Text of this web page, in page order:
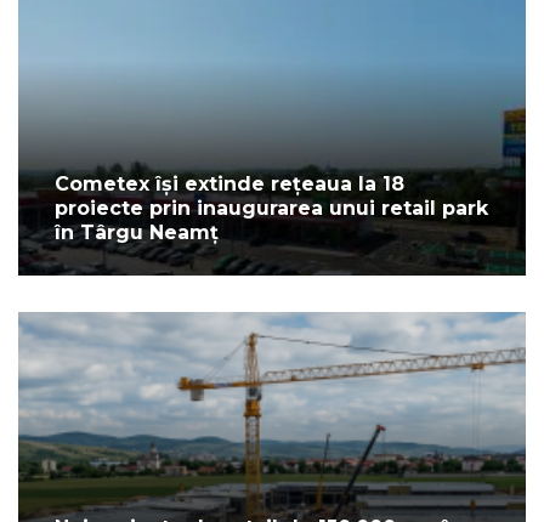
Cometex își extinde rețeaua la 18
proiecte prin inaugurarea unui retail park
în Târgu Neamț